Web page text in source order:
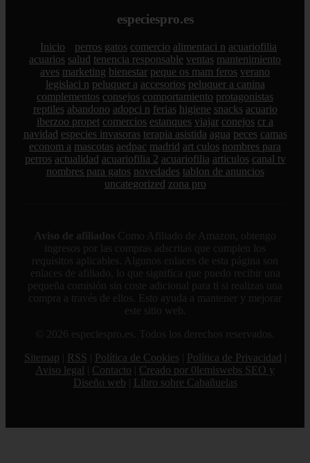
especiespro.es
Inicio perros gatos comercio alimentaci n acuariofilia
acuarios salud tenencia responsable ventas mantenimiento
aves marketing bienestar peque os mam feros verano
legislaci n peluquer a accesorios peluquer a canina
complementos consejos comportamiento protagonistas
reptiles abandono adopci n ferias higiene snacks acuario
iberzoo propet comercios estanques viajar conejos cr a
navidad especies invasoras terapia asistida agua peces camas
econom a mascotas aedpac madrid art culos nombres para
perros actualidad acuariofilia 2 acuariofilia articulos canal tv
nombres para gatos novedades tablon de anuncios
uncategorized zona pro
Aviso de afiliados Como Afiliado de Amazon, obtengo
ingresos por las compras adscritas que cumplen los
requisitos aplicables. Algunos enlaces de esta página son
enlaces de afiliado, lo que significa que puedo recibir una
pequeña comisión sin coste adicional para ti si realizas una
compra a través de ellos. Esto ayuda a mantener y mejorar
este sitio web.
© 2026 especiespro.es. Todos los derechos reservados.
Sitemap
RSS Política de Cookies Política de Privacidad
Aviso legal
Contacto
Creado por 0lemiswebs SEO y
Diseño web
Libro sobre Cabañuelas